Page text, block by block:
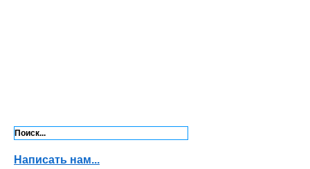
Написать нам...